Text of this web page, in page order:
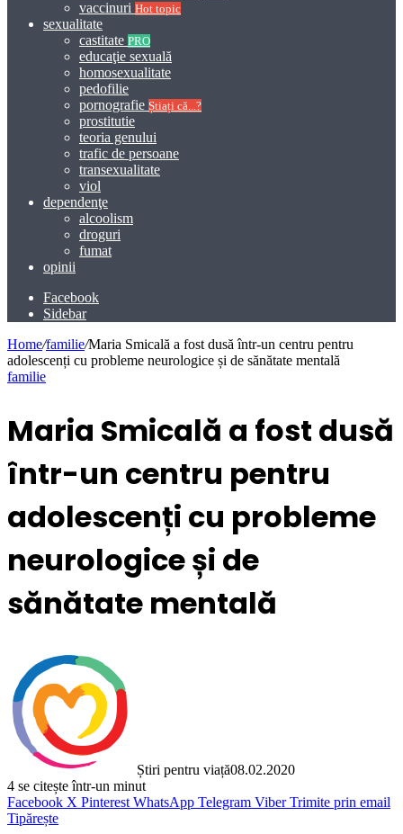
vaccinuri Hot topic
sexualitate
castitate PRO
educaţie sexuală
homosexualitate
pedofilie
pornografie Știați că...?
prostitutie
teoria genului
trafic de persoane
transexualitate
viol
dependenţe
alcoolism
droguri
fumat
opinii
Facebook
Sidebar
Home/familie/Maria Smicală a fost dusă într-un centru pentru
adolescenți cu probleme neurologice și de sănătate mentală
familie
Maria Smicală a fost dusă
într-un centru pentru
adolescenți cu probleme
neurologice și de
sănătate mentală
Știri pentru viață08.02.2020
4 se citește într-un minut
Facebook X Pinterest WhatsApp Telegram Viber Trimite prin email
Tipărește